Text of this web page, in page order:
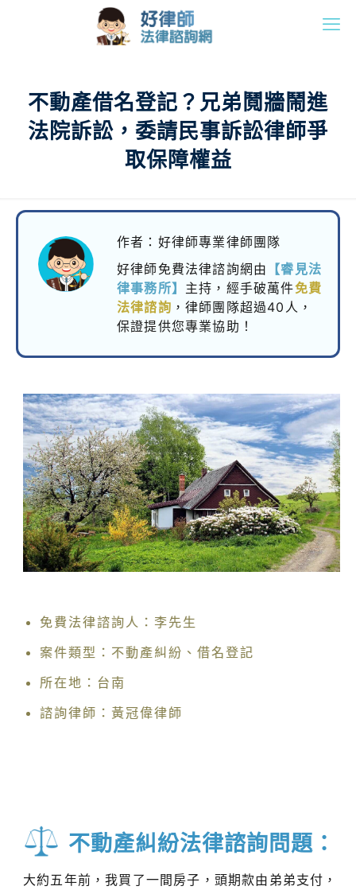
不動產借名登記？兄弟鬩牆鬧進
法院訴訟，委請民事訴訟律師爭
取保障權益
作者：好律師專業律師團隊
好律師免費法律諮詢網由
【睿見法
律事務所】 主持， 經手破萬件免費
法律諮詢 ，律師團隊超過40人，
保證提供您專業協助！
免費法律諮詢人：李先生
案件類型：不動產糾紛、借名登記
所在地：台南
諮詢律師：黃冠偉律師
不動產糾紛法律諮詢問題：
大約五年前，我買了一間房子，頭期款由弟弟支付，